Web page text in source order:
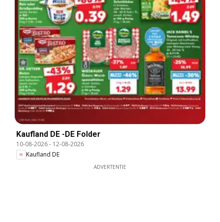
Kaufland DE -DE Folder
10-08-2026- 12-08-2026
Kaufland DE
ADVERTENTIE